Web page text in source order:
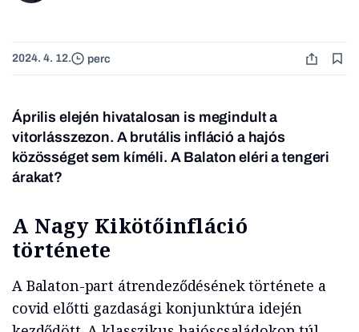
2024. 4. 12. perc
Április elején hivatalosan is megindult a
vitorlásszezon. A brutális infláció a hajós
közösséget sem kíméli. A Balaton eléri a tengeri
árakat?
A Nagy Kikötőinfláció
története
A Balaton-part átrendeződésének története a
covid előtti gazdasági konjunktúra idején